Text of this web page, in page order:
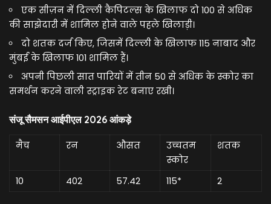
एक सीज़न में दिल्ली कैपिटल्स के खिलाफ दो 100 से अधिक
की साझेदारी में शामिल होने वाले पहले खिलाड़ी।
दो शतक दर्ज किए, जिसमें दिल्ली के खिलाफ 115 नाबाद और
मुंबई के खिलाफ 101 शामिल हैं।
अपनी पिछली सात पारियों में तीन 50 से अधिक के स्कोर का
समर्थन करने वाली स्ट्राइक रेट बनाए रखी।
संजू सैमसन आईपीएल 2026 आंकड़े
मैच रन औसत
उच्चतम
स्कोर
शतक
10 402 57.42 115* 2